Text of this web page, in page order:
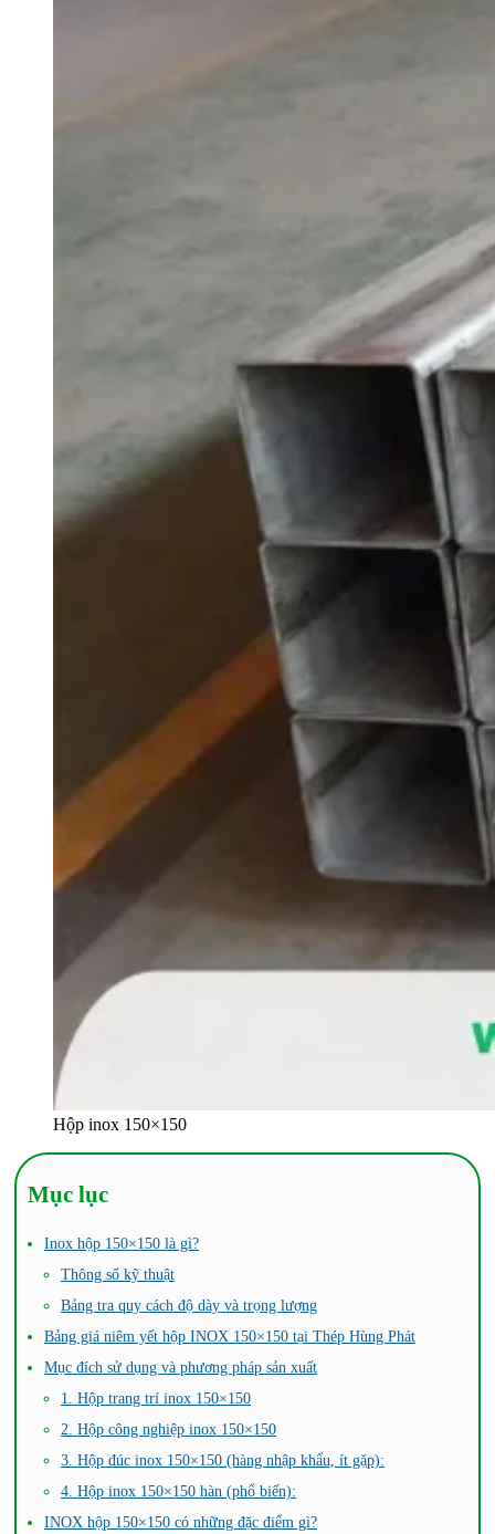
Hộp inox 150×150
Mục lục
Inox hộp 150×150 là gì?
Thông số kỹ thuật
Bảng tra quy cách độ dày và trọng lượng
Bảng giá niêm yết hộp INOX 150×150 tại Thép Hùng Phát
Mục đích sử dụng và phương pháp sản xuất
1. Hộp trang trí inox 150×150
2. Hộp công nghiệp inox 150×150
3. Hộp đúc inox 150×150 (hàng nhập khẩu, ít gặp):
4. Hộp inox 150×150 hàn (phổ biến):
INOX hộp 150×150 có những đặc điểm gì?